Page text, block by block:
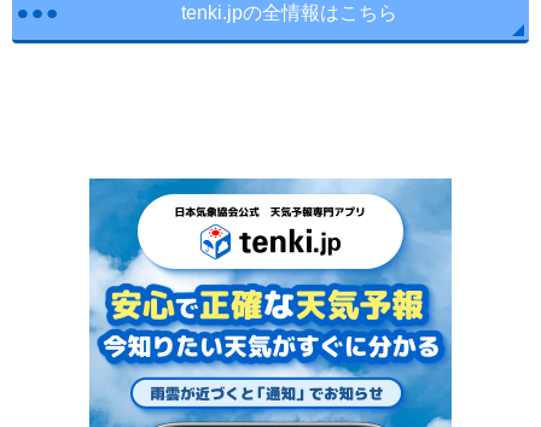
tenki.jpの全情報はこちら